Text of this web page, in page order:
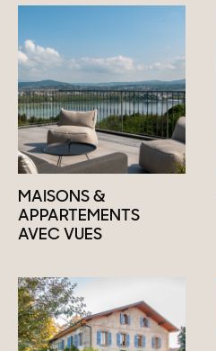
MAISONS &
APPARTEMENTS
AVEC VUES